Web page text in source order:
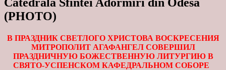
(PHOTO)
В ПРАЗДНИК СВЕТЛОГО ХРИСТОВА ВОСКРЕСЕНИЯ
МИТРОПОЛИТ АГАФАНГЕЛ СОВЕРШИЛ
ПРАЗДНИЧНУЮ БОЖЕСТВЕННУЮ ЛИТУРГИЮ В
СВЯТО-УСПЕНСКОМ КАФЕДРАЛЬНОМ СОБОРЕ